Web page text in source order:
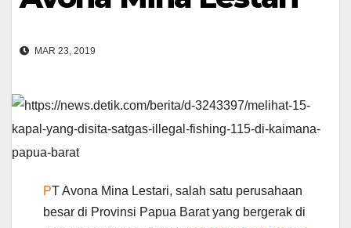
MAR 23, 2019
PT Avona Mina Lestari, salah satu perusahaan
besar di Provinsi Papua Barat yang bergerak di